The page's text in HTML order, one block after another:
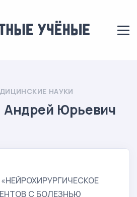
НАУКИ
Андрей Юрьевич
«НЕЙРОХИРУРГИЧЕСКОЕ
С БОЛЕЗНЬЮ